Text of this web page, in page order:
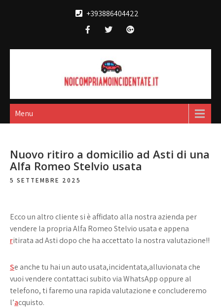
+393886404422
Noi compriamo
incidentate
broker acquisto e vendita automobili
Menu
Nuovo ritiro a domicilio ad Asti di una
Alfa Romeo Stelvio usata
5 SETTEMBRE 2025
Ecco un altro cliente si è affidato alla nostra azienda per
vendere la propria Alfa Romeo Stelvio usata e appena
ritirata ad Asti dopo che ha accettato la nostra valutazione!!
Se anche tu hai un auto usata,incidentata,alluvionata che
vuoi vendere contattaci subito via WhatsApp oppure al
telefono, ti faremo una rapida valutazione e concluderemo
l’acquisto.